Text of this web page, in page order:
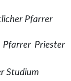
Pfarrer
Pfarrer Priester
Studium